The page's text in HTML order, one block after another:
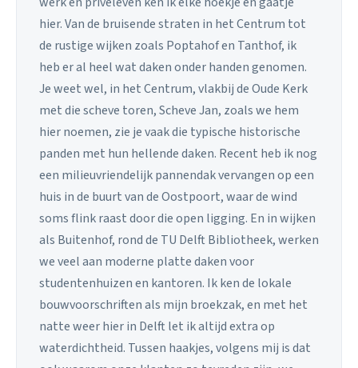
hier. Van de bruisende straten in het Centrum tot
de rustige wijken zoals Poptahof en Tanthof, ik
heb er al heel wat daken onder handen genomen.
Je weet wel, in het Centrum, vlakbij de Oude Kerk
met die scheve toren, Scheve Jan, zoals we hem
hier noemen, zie je vaak die typische historische
panden met hun hellende daken. Recent heb ik nog
een milieuvriendelijk pannendak vervangen op een
huis in de buurt van de Oostpoort, waar de wind
soms flink raast door die open ligging. En in wijken
als Buitenhof, rond de TU Delft Bibliotheek, werken
we veel aan moderne platte daken voor
studentenhuizen en kantoren. Ik ken de lokale
bouwvoorschriften als mijn broekzak, en met het
natte weer hier in Delft let ik altijd extra op
waterdichtheid. Tussen haakjes, volgens mij is dat